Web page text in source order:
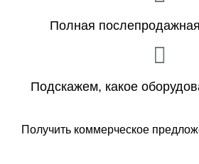
Полная
Подскажем, какое
Получить коммерческое